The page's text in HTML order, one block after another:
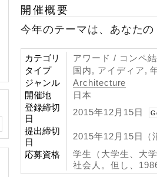
開催概要
今年のテーマは、あなた
カテゴリ
アワード / コンペ
タイプ
国内, アイディア,
ジャンル
Architecture
開催地
日本
登録締切
日
2015年12月15日
提出締切
日
2015年12月15日（
応募資格
学生（大学生、大
社会人。但し、